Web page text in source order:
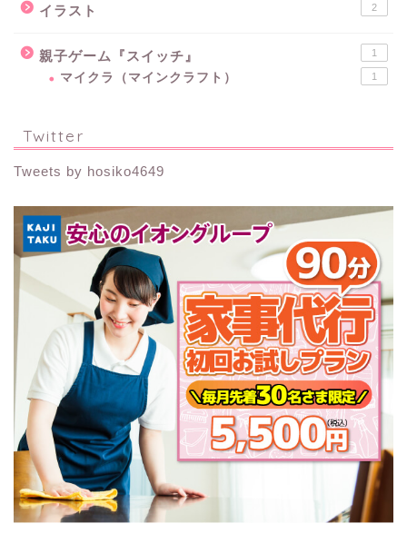
イラスト 2
親子ゲーム『スイッチ』 1
マイクラ（マインクラフト） 1
Twitter
Tweets by hosiko4649